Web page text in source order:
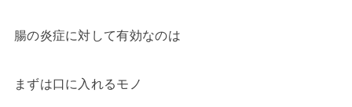
腸の炎症に対して有効なのは
まずは口に入れるモノ